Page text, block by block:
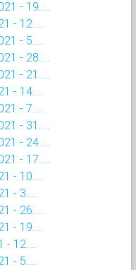
- 19....
- 12....
- 5....
- 28....
- 21....
- 14....
- 7....
- 31....
- 24....
- 17....
- 10....
- 3....
- 26....
- 19....
12....
- 5....